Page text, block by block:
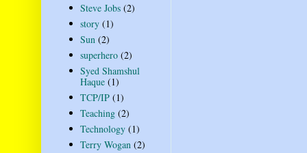
Steve Jobs (2)
story (1)
Sun (2)
superhero (2)
Syed Shamshul
Haque (1)
TCP/IP (1)
Teaching (2)
Technology (1)
Terry Wogan (2)